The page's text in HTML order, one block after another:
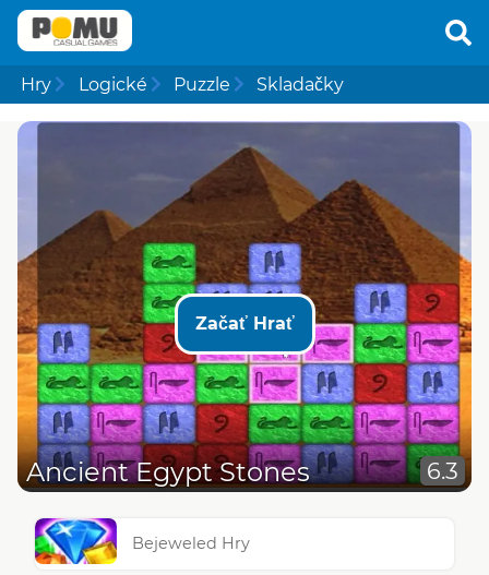
Hry Logické Puzzle Skladačky
Začať Hrať
Ancient Egypt Stones 6.3
Bejeweled Hry